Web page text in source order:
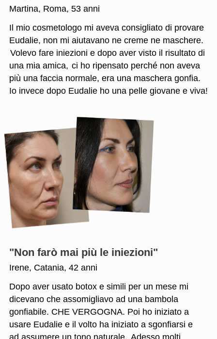
Martina, Roma, 53 anni
Il mio cosmetologo mi aveva consigliato di provare
Eudalie, non mi aiutavano ne creme ne maschere.
Volevo fare iniezioni e dopo aver visto il risultato di
una mia amica, ci ho ripensato perché non aveva
più una faccia normale, era una maschera gonfia.
Io invece dopo Eudalie ho una pelle giovane e viva!
"Non farò mai più le iniezioni"
Irene, Catania, 42 anni
Dopo aver usato botox e simili per un mese mi
dicevano che assomigliavo ad una bambola
gonfiabile. CHE VERGOGNA. Poi ho iniziato a
usare Eudalie e il volto ha iniziato a sgonfiarsi e
ad assumere un tono naturale. Adesso molti